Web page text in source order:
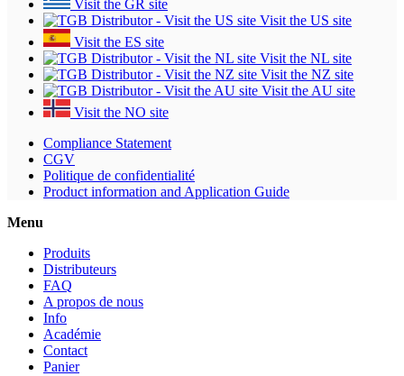
Visit the GR site
Visit the US site
Visit the ES site
Visit the NL site
Visit the NZ site
Visit the AU site
Visit the NO site
Compliance Statement
CGV
Politique de confidentialité
Product information and Application Guide
Menu
Produits
Distributeurs
FAQ
A propos de nous
Info
Académie
Contact
Panier